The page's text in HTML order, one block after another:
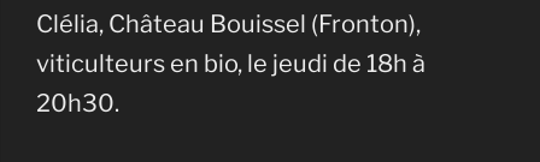
Clélia, Château Bouissel (Fronton),
viticulteurs en bio, le jeudi de 18h à
20h30.